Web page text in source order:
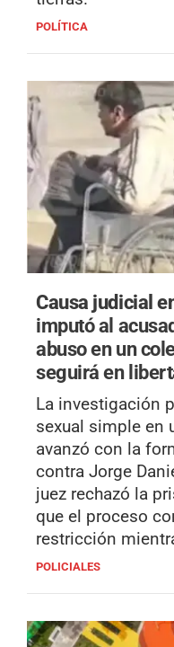
POLÍTICA
Causa judicial
imputó al
abuso en un
seguirá en
La investigación
sexual simple en
avanzó con la
contra Jorge
juez rechazó la
que el proceso
restricción
POLICIALES